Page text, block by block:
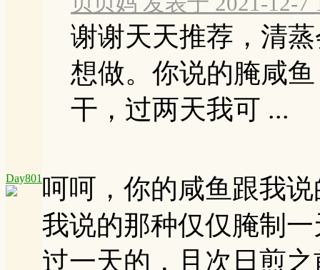
Day801
谢谢天天推荐，清
想做。你说的腌咸
干，过两天我可 ...
呵呵，你的咸鱼跟我
我说的那种仅仅腌制
过一天的，且次日煎